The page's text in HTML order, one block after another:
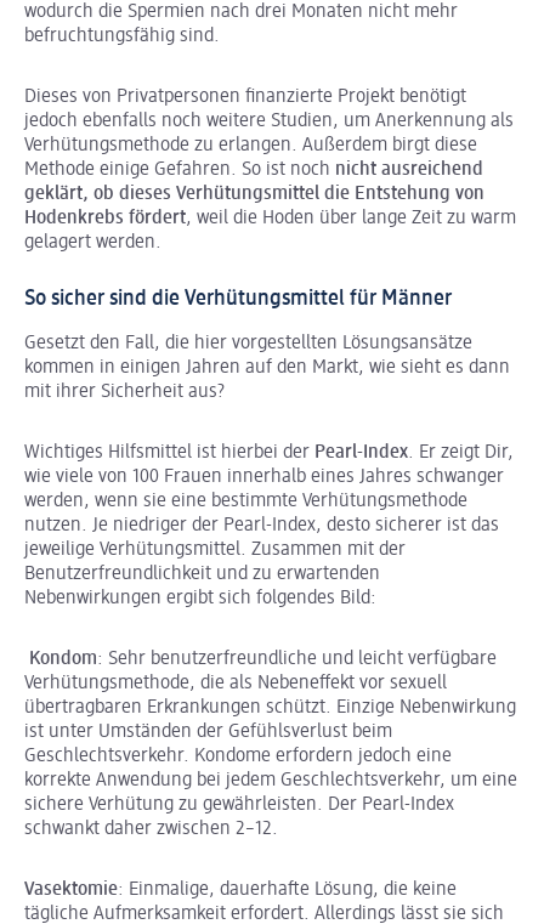
wodurch die Spermien nach drei Monaten nicht mehr
befruchtungsfähig sind.
Dieses von Privatpersonen finanzierte Projekt benötigt
jedoch ebenfalls noch weitere Studien, um Anerkennung als
Verhütungsmethode zu erlangen. Außerdem birgt diese
Methode einige Gefahren. So ist noch nicht ausreichend
geklärt, ob dieses Verhütungsmittel die Entstehung von
Hodenkrebs fördert, weil die Hoden über lange Zeit zu warm
gelagert werden.
So sicher sind die Verhütungsmittel für Männer
Gesetzt den Fall, die hier vorgestellten Lösungsansätze
kommen in einigen Jahren auf den Markt, wie sieht es dann
mit ihrer Sicherheit aus?
Wichtiges Hilfsmittel ist hierbei der Pearl-Index. Er zeigt Dir,
wie viele von 100 Frauen innerhalb eines Jahres schwanger
werden, wenn sie eine bestimmte Verhütungsmethode
nutzen. Je niedriger der Pearl-Index, desto sicherer ist das
jeweilige Verhütungsmittel. Zusammen mit der
Benutzerfreundlichkeit und zu erwartenden
Nebenwirkungen ergibt sich folgendes Bild:
Kondom: Sehr benutzerfreundliche und leicht verfügbare
Verhütungsmethode, die als Nebeneffekt vor sexuell
übertragbaren Erkrankungen schützt. Einzige Nebenwirkung
ist unter Umständen der Gefühlsverlust beim
Geschlechtsverkehr. Kondome erfordern jedoch eine
korrekte Anwendung bei jedem Geschlechtsverkehr, um eine
sichere Verhütung zu gewährleisten. Der Pearl-Index
schwankt daher zwischen 2–12.
Vasektomie: Einmalige, dauerhafte Lösung, die keine
tägliche Aufmerksamkeit erfordert. Allerdings lässt sie sich